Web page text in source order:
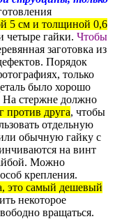
5 см и толщиной 0,6
четыре гайки. Чтобы
заготовка из
Порядок
только
было хорошо
На стержне должно
против друга, чтобы
отдельную
обычную гайку с
на винт
Можно
крепления.
это самый дешевый
некоторое
вращаться.